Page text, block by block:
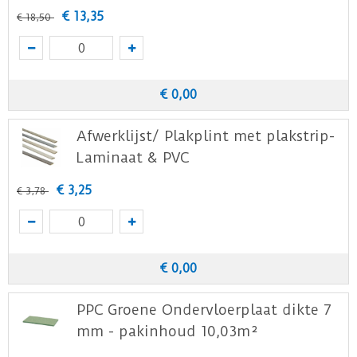
€ 18,50 € 13,35
€ 0,00
Afwerklijst/ Plakplint met plakstrip-
Laminaat & PVC
€ 3,78 € 3,25
€ 0,00
PPC Groene Ondervloerplaat dikte 7
mm - pakinhoud 10,03m²